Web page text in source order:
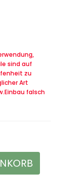
sind auf
zu
Art
falsch